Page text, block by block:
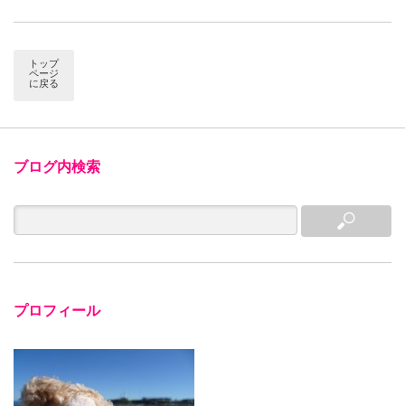
トップ
ページ
に戻る
ブログ内検索
プロフィール